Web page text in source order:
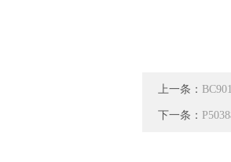
上一条：
下一条：